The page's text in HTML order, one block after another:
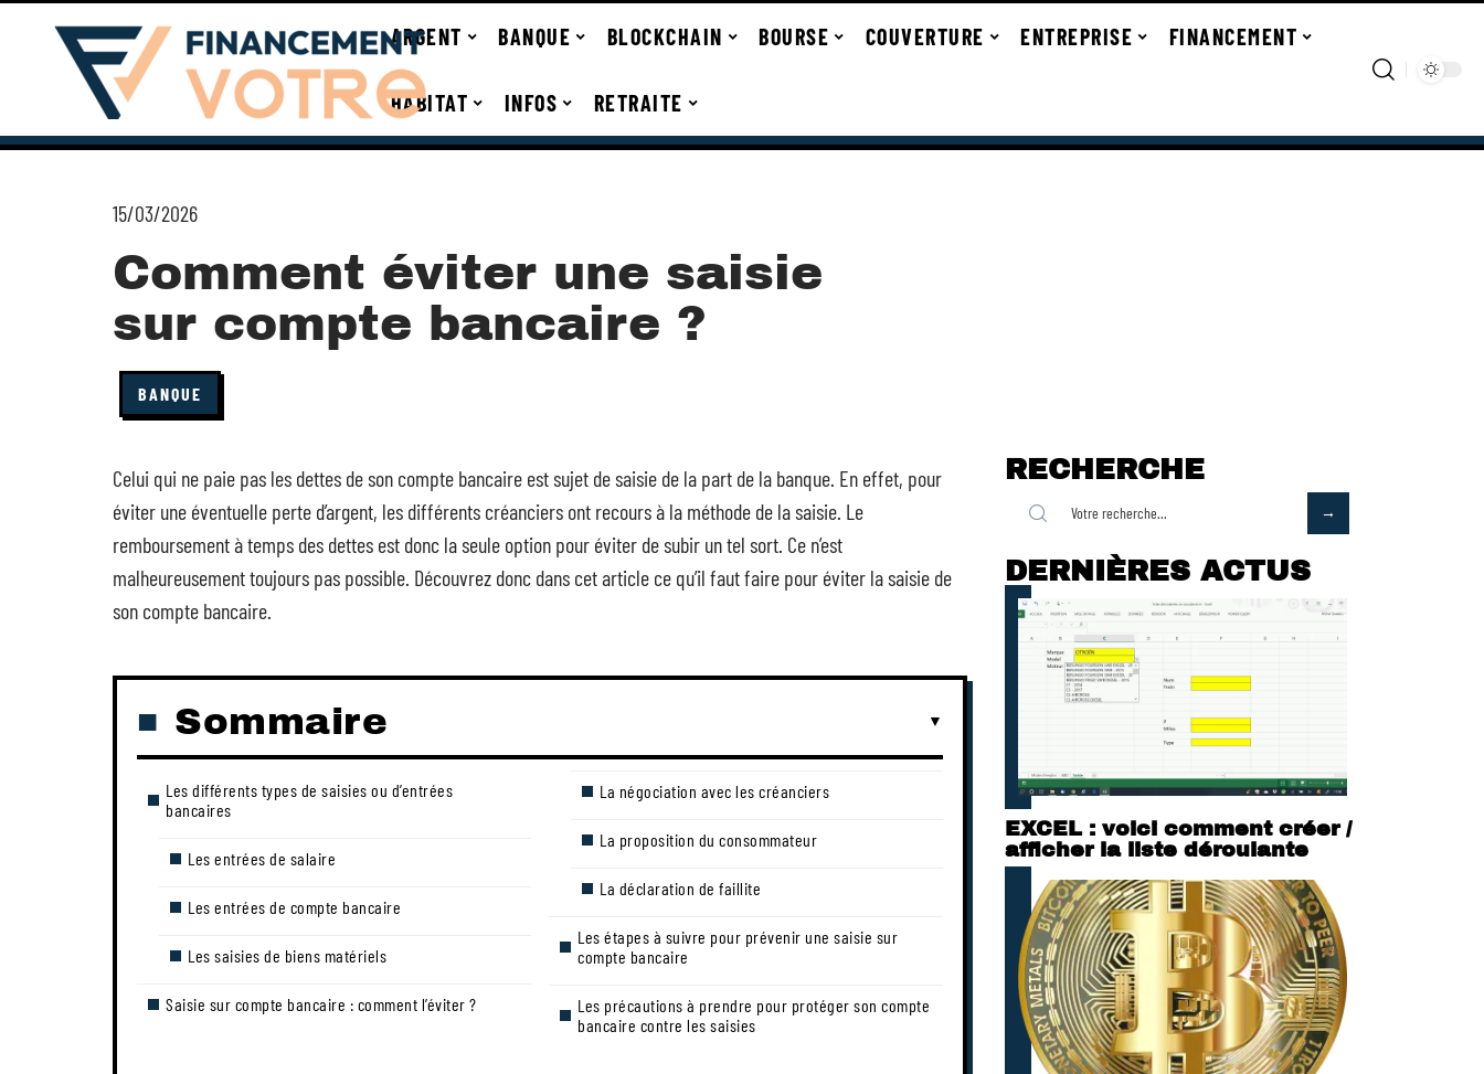
ARGENT BANQUE BLOCKCHAIN BOURSE COUVERTURE ENTREPRISE FINANCEMENT
HABITAT INFOS RETRAITE
15/03/2026
Comment éviter une saisie
sur compte bancaire ?
BANQUE
Celui qui ne paie pas les dettes de son compte bancaire est sujet de saisie de la part de la banque. En effet, pour
éviter une éventuelle perte d’argent, les différents créanciers ont recours à la méthode de la saisie. Le
remboursement à temps des dettes est donc la seule option pour éviter de subir un tel sort. Ce n’est
malheureusement toujours pas possible. Découvrez donc dans cet article ce qu’il faut faire pour éviter la saisie de
son compte bancaire.
Sommaire
Les différents types de saisies ou d’entrées
bancaires
Les entrées de salaire
Les entrées de compte bancaire
Les saisies de biens matériels
Saisie sur compte bancaire : comment l’éviter ?
La négociation avec les créanciers
La proposition du consommateur
La déclaration de faillite
Les étapes à suivre pour prévenir une saisie sur
compte bancaire
Les précautions à prendre pour protéger son compte
bancaire contre les saisies
RECHERCHE
DERNIÈRES ACTUS
EXCEL : voici comment créer /
afficher la liste déroulante